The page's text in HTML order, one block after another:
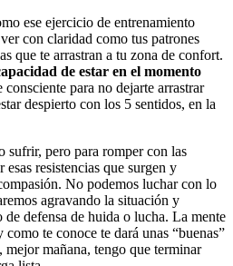
ese ejercicio de entrenamiento
con claridad como tus patrones
que te arrastran a tu zona de confort.
de estar en el momento
consciente para no dejarte arrastrar
despierto con los 5 sentidos, en la
sufrir, pero para romper con las
esas resistencias que surgen y
No podemos luchar con lo
agravando la situación y
defensa de huida o lucha. La mente
como te conoce te dará unas “buenas”
mañana, tengo que terminar